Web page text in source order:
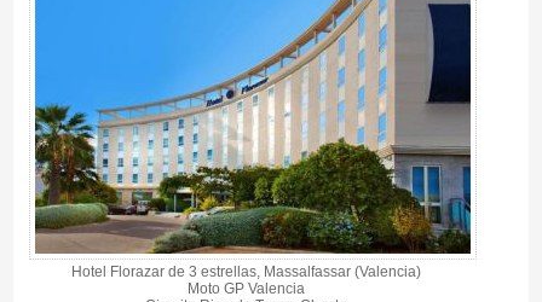
Hotel Florazar de 3 estrellas, Massalfassar (Valencia)
Moto GP Valencia